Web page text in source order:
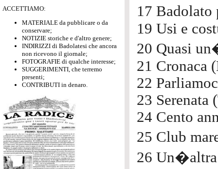
ACCETTIAMO:
MATERIALE da pubblicare o da
conservare;
NOTIZIE storiche e d'altro genere;
INDIRIZZI di Badolatesi che ancora
non ricevono il giornale;
FOTOGRAFIE di qualche interesse;
SUGGERIMENTI, che terremo
presenti;
CONTRIBUTI in denaro.
17
19 Usi e
20 Quasi
21 Cronaca
22
23 Serenata
24 Cento
25 Club
26 Un�altra